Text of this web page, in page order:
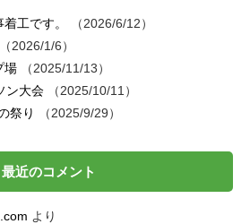
工です。
2026/6/12
2026/1/6
場
2025/11/13
ン大会
2025/10/11
祭り
2025/9/29
最近のコメント
より